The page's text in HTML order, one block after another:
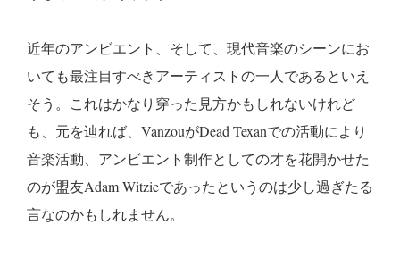
近年のアンビエント、そして、現代音楽のシーンにお
いても最注目すべきアーティストの一人であるといえ
そう。これはかなり穿った見方かもしれないけれど
も、元を辿れば、VanzouがDead Texanでの活動により
音楽活動、アンビエント制作としての才を花開かせた
のが盟友Adam Witzieであったというのは少し過ぎたる
言なのかもしれません。